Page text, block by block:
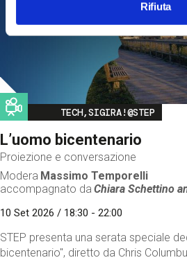
Rifiuta
Image
TECH,SIGIRA!@STEP
L’uomo bicentenario
Proiezione e conversazione
Modera Massimo Temporelli
accompagnato da Chiara Schettino
10 Set 2026 / 18:30 - 22:00
STEP presenta una serata speciale
bicentenario", diretto da Chris